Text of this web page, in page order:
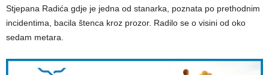
Stjepana Radića gdje je jedna od stanarka, poznata po prethodnim
incidentima, bacila štenca kroz prozor. Radilo se o visini od oko
sedam metara.